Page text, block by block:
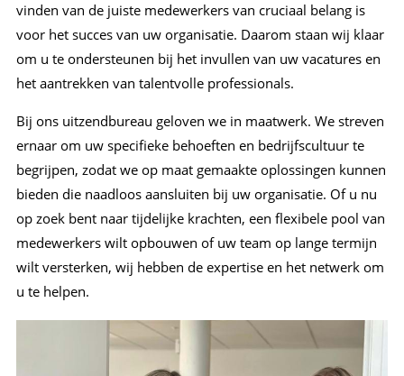
vinden van de juiste medewerkers van cruciaal belang is
voor het succes van uw organisatie. Daarom staan wij klaar
om u te ondersteunen bij het invullen van uw vacatures en
het aantrekken van talentvolle professionals.
Bij ons uitzendbureau geloven we in maatwerk. We streven
ernaar om uw specifieke behoeften en bedrijfscultuur te
begrijpen, zodat we op maat gemaakte oplossingen kunnen
bieden die naadloos aansluiten bij uw organisatie. Of u nu
op zoek bent naar tijdelijke krachten, een flexibele pool van
medewerkers wilt opbouwen of uw team op lange termijn
wilt versterken, wij hebben de expertise en het netwerk om
u te helpen.